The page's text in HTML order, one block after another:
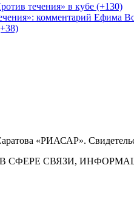
течения» в кубе (+130)
комментарий Ефима
«РИАСАР».
СФЕРЕ СВЯЗИ,